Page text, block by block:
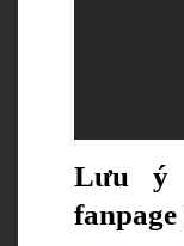
Lưu ý
fanpage